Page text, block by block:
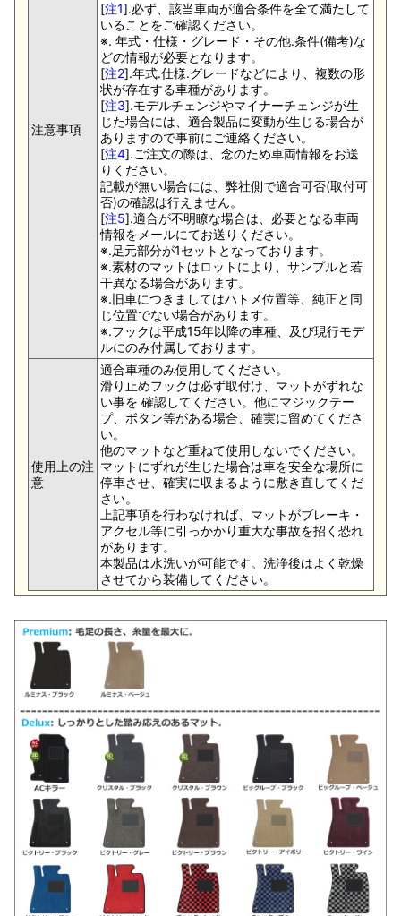
注意事項
[注1].必ず、該当車両が適合条件を全て満たして
いることをご確認ください。
※. 年式・仕様・グレード・その他.条件(備考)な
どの情報が必要となります。
[注2].年式.仕様.グレードなどにより、複数の形
状が存在する車種があります。
[注3].モデルチェンジやマイナーチェンジが生
じた場合には、適合製品に変動が生じる場合が
ありますので事前にご連絡ください。
[注4].ご注文の際は、念のため車両情報をお送
りください。
記載が無い場合には、弊社側で適合可否(取付可
否)の確認は行えません。
[注5].適合が不明瞭な場合は、必要となる車両
情報をメールにてお送りください。
※.足元部分が1セットとなっております。
※.素材のマットはロットにより、サンプルと若
干異なる場合があります。
※.旧車につきましてはハトメ位置等、純正と同
じ位置でない場合があります。
※.フックは平成15年以降の車種、及び現行モデ
ルにのみ付属しております。
使用上の注
意
適合車種のみ使用してください。
滑り止めフックは必ず取付け、マットがずれな
い事を 確認してください。他にマジックテー
プ、ボタン等がある場合、確実に留めてくださ
い。
他のマットなど重ねて使用しないでください。
マットにずれが生じた場合は車を安全な場所に
停車させ、確実に収まるように敷き直してくだ
さい。
上記事項を行わなければ、マットがブレーキ・
アクセル等に引っかかり重大な事故を招く恐れ
があります。
本製品は水洗いが可能です。洗浄後はよく乾燥
させてから装備してください。